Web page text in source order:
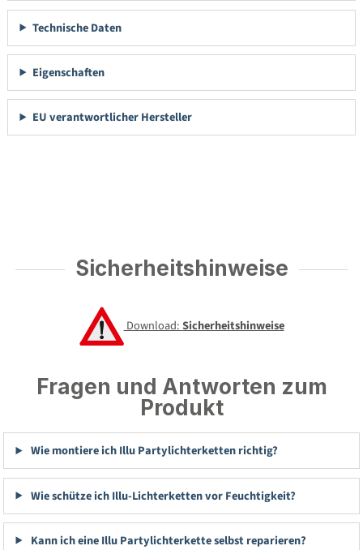
Technische Daten
Eigenschaften
EU verantwortlicher Hersteller
Sicherheitshinweise
Download:Sicherheitshinweise
Fragen und Antworten zum
Produkt
Wie montiere ich Illu Partylichterketten richtig?
Wie schütze ich Illu-Lichterketten vor Feuchtigkeit?
Kann ich eine Illu Partylichterkette selbst reparieren?